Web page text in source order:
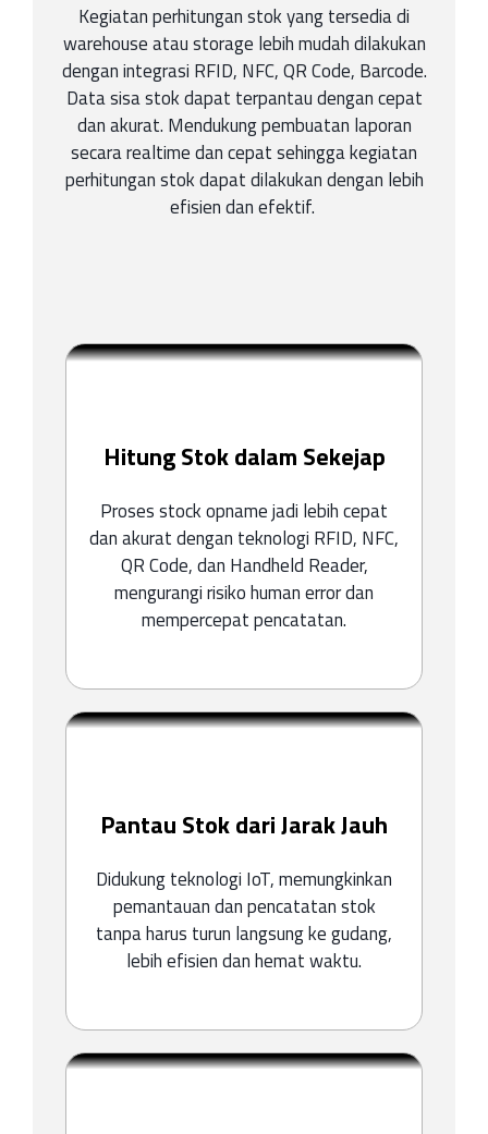
Kegiatan perhitungan stok yang tersedia di
warehouse atau storage lebih mudah dilakukan
dengan integrasi RFID, NFC, QR Code, Barcode.
Data sisa stok dapat terpantau dengan cepat
dan akurat. Mendukung pembuatan laporan
secara realtime dan cepat sehingga kegiatan
perhitungan stok dapat dilakukan dengan lebih
efisien dan efektif.
Hitung Stok dalam Sekejap
Proses stock opname jadi lebih cepat
dan akurat dengan teknologi RFID, NFC,
QR Code, dan Handheld Reader,
mengurangi risiko human error dan
mempercepat pencatatan.
Pantau Stok dari Jarak Jauh
Didukung teknologi IoT, memungkinkan
pemantauan dan pencatatan stok
tanpa harus turun langsung ke gudang,
lebih efisien dan hemat waktu.